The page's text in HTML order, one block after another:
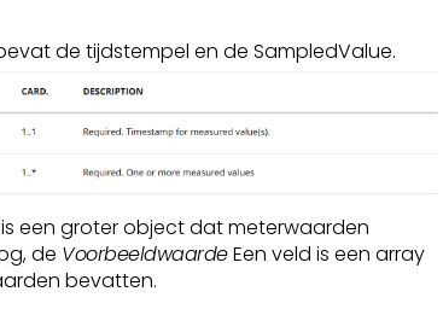
de tijdstempel en de SampledValue.
een groter object dat meterwaarden
de VoorbeeldwaardeEen veld is een array
bevatten.